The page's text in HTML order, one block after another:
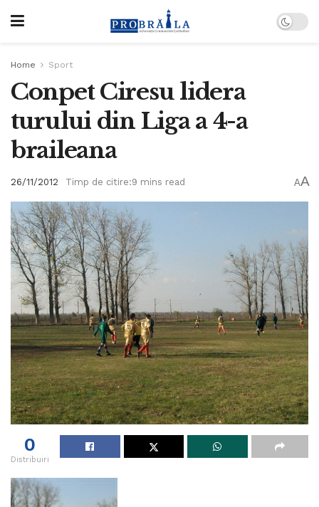
Home Sport
Conpet Ciresu lidera
turului din Liga a 4-a
braileana
26/11/2012 Timp de citire:9 mins read AA
0
Distribuiri